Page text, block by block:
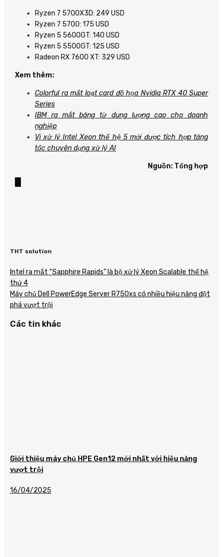
Ryzen 7 5700X3D: 249 USD
Ryzen 7 5700: 175 USD
Ryzen 5 5600GT: 140 USD
Ryzen 5 5500GT: 125 USD
Radeon RX 7600 XT: 329 USD
Xem thêm:
Colorful ra mắt loạt card đồ họa Nvidia RTX 40 Super
Series
IBM ra mắt băng từ dung lượng cao cho doanh
nghiệp
Vi xử lý Intel Xeon thế hệ 5 mới được tích hợp tăng
tốc chuyên dụng xử lý AI
Nguồn: Tổng hợp
THT solution
Intel ra mắt “Sapphire Rapids” là bộ xử lý Xeon Scalable thế hệ
thứ 4
Máy chủ Dell PowerEdge Server R750xs có nhiều hiệu năng đột
phá vượt trội
Các tin khác
Giới thiệu máy chủ HPE Gen12 mới nhất với hiệu năng
vượt trội
16/04/2025